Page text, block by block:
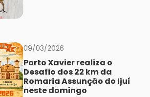
09/03/2026
Porto Xavier realiza o
Desafio dos 22 km da
Romaria Assunção do Ijuí
neste domingo